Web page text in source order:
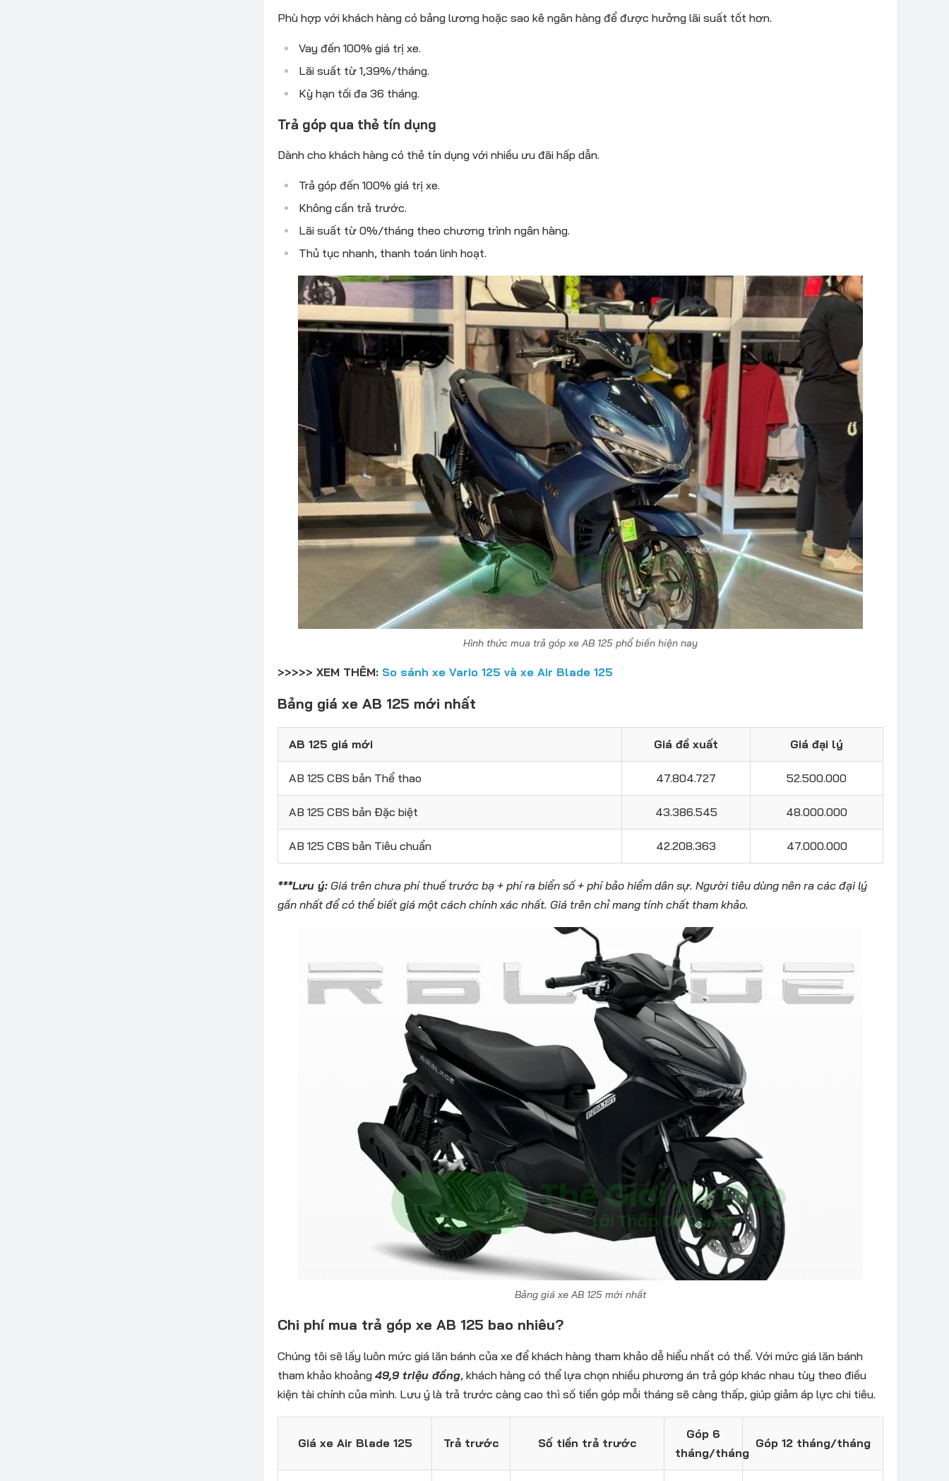
Phù hợp với khách hàng có bảng lương hoặc sao kê ngân hàng để được hưởng lãi suất tốt hơn.
Vay đến 100% giá trị xe.
Lãi suất từ 1,39%/tháng.
Kỳ hạn tối đa 36 tháng.
Trả góp qua thẻ tín dụng
Dành cho khách hàng có thẻ tín dụng với nhiều ưu đãi hấp dẫn.
Trả góp đến 100% giá trị xe.
Không cần trả trước.
Lãi suất từ 0%/tháng theo chương trình ngân hàng.
Thủ tục nhanh, thanh toán linh hoạt.
Hình thức mua trả góp xe AB 125 phổ biến hiện nay
>>>>> XEM THÊM: So sánh xe Vario 125 và xe Air Blade 125
Bảng giá xe AB 125 mới nhất
AB 125 giá mới Giá đề xuất Giá đại lý
AB 125 CBS bản Thể thao 47.804.727 52.500.000
AB 125 CBS bản Đặc biệt 43.386.545 48.000.000
AB 125 CBS bản Tiêu chuẩn 42.208.363 47.000.000
***Lưu ý: Giá trên chưa phí thuế trước bạ + phí ra biển số + phí bảo hiểm dân sự. Người tiêu dùng nên ra các đại lý
gần nhất để có thể biết giá một cách chính xác nhất. Giá trên chỉ mang tính chất tham khảo.
Bảng giá xe AB 125 mới nhất
Chi phí mua trả góp xe AB 125 bao nhiêu?
Chúng tôi sẽ lấy luôn mức giá lăn bánh của xe để khách hàng tham khảo dễ hiểu nhất có thể. Với mức giá lăn bánh
tham khảo khoảng 49,9 triệu đồng, khách hàng có thể lựa chọn nhiều phương án trả góp khác nhau tùy theo điều
kiện tài chính của mình. Lưu ý là trả trước càng cao thì số tiền góp mỗi tháng sẽ càng thấp, giúp giảm áp lực chi tiêu.
Giá xe Air Blade 125 Trả trước Số tiền trả trước
Góp 6
tháng/tháng
Góp 12 tháng/tháng